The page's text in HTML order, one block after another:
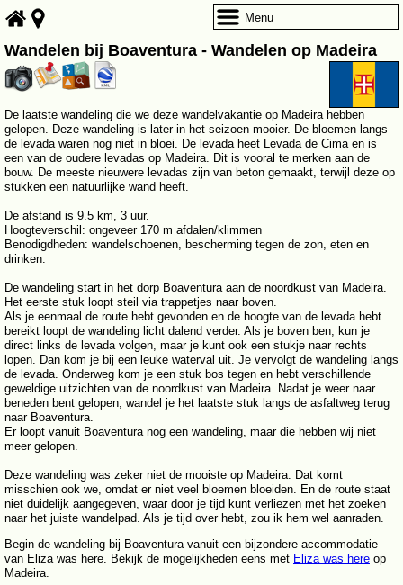
Wandelen bij Boaventura - Wandelen op Madeira
De laatste wandeling die we deze wandelvakantie op Madeira hebben
gelopen. Deze wandeling is later in het seizoen mooier. De bloemen langs
de levada waren nog niet in bloei. De levada heet Levada de Cima en is
een van de oudere levadas op Madeira. Dit is vooral te merken aan de
bouw. De meeste nieuwere levadas zijn van beton gemaakt, terwijl deze op
stukken een natuurlijke wand heeft.
De afstand is 9.5 km, 3 uur.
Hoogteverschil: ongeveer 170 m afdalen/klimmen
Benodigdheden: wandelschoenen, bescherming tegen de zon, eten en
drinken.
De wandeling start in het dorp Boaventura aan de noordkust van Madeira.
Het eerste stuk loopt steil via trappetjes naar boven.
Als je eenmaal de route hebt gevonden en de hoogte van de levada hebt
bereikt loopt de wandeling licht dalend verder. Als je boven ben, kun je
direct links de levada volgen, maar je kunt ook een stukje naar rechts
lopen. Dan kom je bij een leuke waterval uit. Je vervolgt de wandeling langs
de levada. Onderweg kom je een stuk bos tegen en hebt verschillende
geweldige uitzichten van de noordkust van Madeira. Nadat je weer naar
beneden bent gelopen, wandel je het laatste stuk langs de asfaltweg terug
naar Boaventura.
Er loopt vanuit Boaventura nog een wandeling, maar die hebben wij niet
meer gelopen.
Deze wandeling was zeker niet de mooiste op Madeira. Dat komt
misschien ook we, omdat er niet veel bloemen bloeiden. En de route staat
niet duidelijk aangegeven, waar door je tijd kunt verliezen met het zoeken
naar het juiste wandelpad. Als je tijd over hebt, zou ik hem wel aanraden.
Begin de wandeling bij Boaventura vanuit een bijzondere accommodatie
van Eliza was here. Bekijk de mogelijkheden eens met Eliza was here op
Madeira.
Menu